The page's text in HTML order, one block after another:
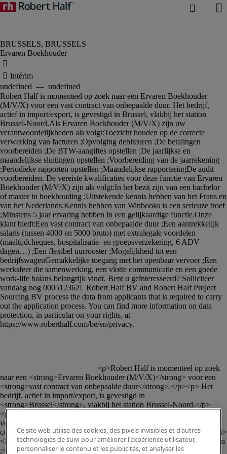
Ervaren Boekhouder
naar een <strong>Ervaren Boekhouder (M/V/X)</strong> voor een
<strong>vast contract van onbepaalde duur</strong>.</p><p> Het
bedrijf, actief in import/export, is gevestigd in
<strong>Brussel</strong>, vlakbij het station Brussel-Noord.</p>
<p>Als <strong>Ervaren Boekhouder (M/V/X)</strong> zijn uw
verantwoordelijkheden als volgt:</p><ul><li>Toezicht houden op de
correcte verwerking van facturen ;</li><li>Opvolging debiteuren ;</li>
<li>De betalingen voorbereiden ;</li><li>De BTW-aangiftes opstellen
;</li><li>De jaarlijkse en maandelijkse sluitingen opstellen ;</li>
Ce site web utilise des cookies, des pixels invisibles et d'autres
technologies de suivi pour améliorer l'expérience utilisateur,
personnaliser le contenu et les publicités, et analyser les